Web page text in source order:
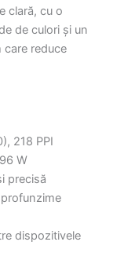
clară, cu o
de culori și un
care reduce
218 PPI
W
precisă
dispozitivele